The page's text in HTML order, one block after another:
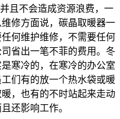
且不会造成资源浪费，一
修方面说，碳晶取暖器一
何维护维修，不需要任何
省出一笔不菲的费用。冬
寒冷的，在寒冷的办公室
们有的放一个热水袋或暖
，也有的不时站起来走动
还影响工作。